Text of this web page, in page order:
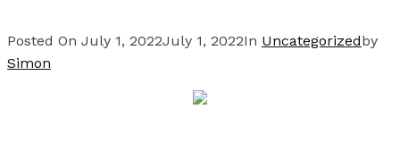
Posted On July 1, 2022July 1, 2022In Uncategorizedby
Simon